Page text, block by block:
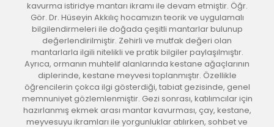
kavurma istiridye mantarı ikramı ile devam etmiştir. Öğr.
Gör. Dr. Hüseyin Akkılıç hocamızın teorik ve uygulamalı
bilgilendirmeleri ile doğada çeşitli mantarlar bulunup
değerlendirilmiştir. Zehirli ve mutfak değeri olan
mantarlarla ilgili nitelikli ve pratik bilgiler paylaşılmıştır.
Ayrıca, ormanın muhtelif alanlarında kestane ağaçlarının
diplerinde, kestane meyvesi toplanmıştır. Özellikle
öğrencilerin çokca ilgi gösterdiği, tabiat gezisinde, genel
memnuniyet gözlemlenmiştir. Gezi sonrası, katılımcılar için
hazırlanmış ekmek arası mantar kavurması, çay, kestane,
meyvesuyu ikramları ile yorgunluklar atılırken, sohbet ve